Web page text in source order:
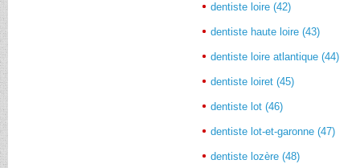
dentiste loire (42)
dentiste haute loire (43)
dentiste loire atlantique (44)
dentiste loiret (45)
dentiste lot (46)
dentiste lot-et-garonne (47)
dentiste lozère (48)